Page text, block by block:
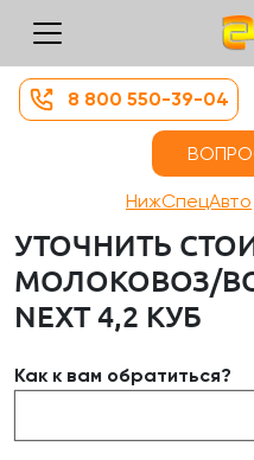
8 800 550-39-04
НижСпецАвто
УТОЧНИТЬ
МОЛОКОВОЗ/
NEXT 4,2 КУБ
Как к вам обратиться?